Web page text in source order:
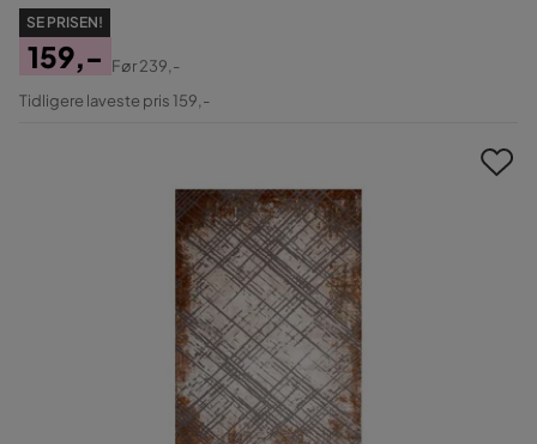
SE PRISEN!
Pris
159,-
Original
Før239,-
Tidligere laveste pris 159,-